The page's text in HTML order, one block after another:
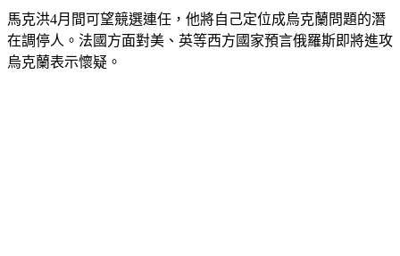
馬克洪4月間可望競選連任，他將自己定位成烏克蘭問題的潛
在調停人。法國方面對美、英等西方國家預言俄羅斯即將進攻
烏克蘭表示懷疑。